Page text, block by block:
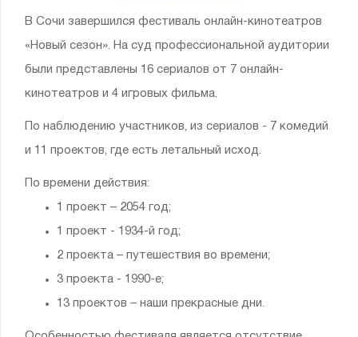
В Сочи завершился фестиваль онлайн-кинотеатров
«Новый сезон». На суд профессиональной аудитории
были представлены 16 сериалов от 7 онлайн-
кинотеатров и 4 игровых фильма.
По наблюдению участников, из сериалов - 7 комедий
и 11 проектов, где есть летальный исход.
По времени действия:
1 проект – 2054 год;
1 проект - 1934-й год;
2 проекта – путешествия во времени;
3 проекта - 1990-е;
13 проектов – наши прекрасные дни.